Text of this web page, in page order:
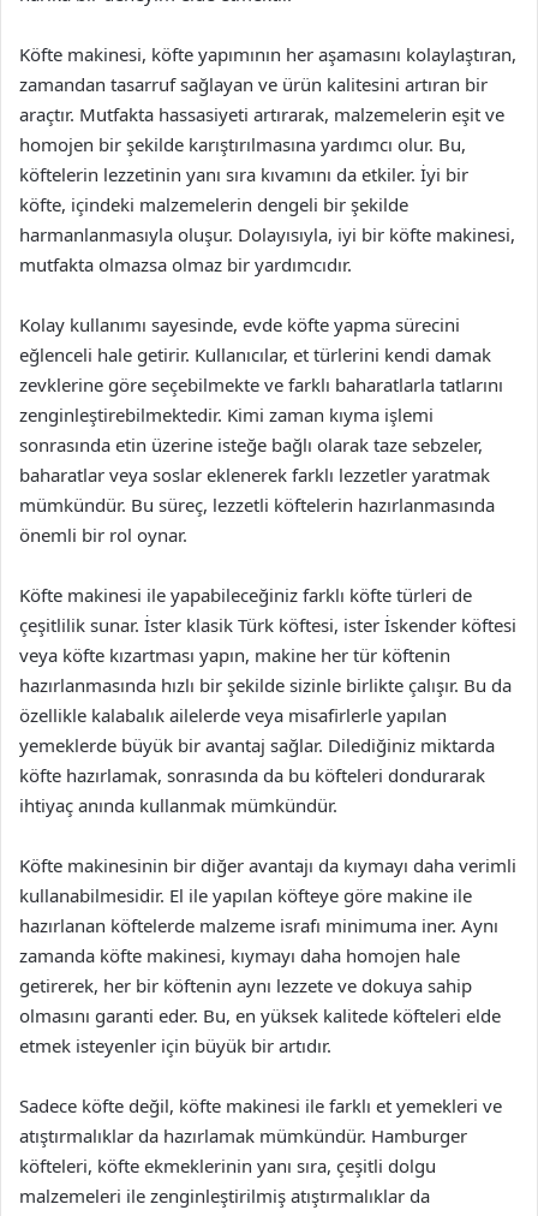
Köfte makinesi, köfte yapımının her aşamasını kolaylaştıran,
zamandan tasarruf sağlayan ve ürün kalitesini artıran bir
araçtır. Mutfakta hassasiyeti artırarak, malzemelerin eşit ve
homojen bir şekilde karıştırılmasına yardımcı olur. Bu,
köftelerin lezzetinin yanı sıra kıvamını da etkiler. İyi bir
köfte, içindeki malzemelerin dengeli bir şekilde
harmanlanmasıyla oluşur. Dolayısıyla, iyi bir köfte makinesi,
mutfakta olmazsa olmaz bir yardımcıdır.
Kolay kullanımı sayesinde, evde köfte yapma sürecini
eğlenceli hale getirir. Kullanıcılar, et türlerini kendi damak
zevklerine göre seçebilmekte ve farklı baharatlarla tatlarını
zenginleştirebilmektedir. Kimi zaman kıyma işlemi
sonrasında etin üzerine isteğe bağlı olarak taze sebzeler,
baharatlar veya soslar eklenerek farklı lezzetler yaratmak
mümkündür. Bu süreç, lezzetli köftelerin hazırlanmasında
önemli bir rol oynar.
Köfte makinesi ile yapabileceğiniz farklı köfte türleri de
çeşitlilik sunar. İster klasik Türk köftesi, ister İskender köftesi
veya köfte kızartması yapın, makine her tür köftenin
hazırlanmasında hızlı bir şekilde sizinle birlikte çalışır. Bu da
özellikle kalabalık ailelerde veya misafirlerle yapılan
yemeklerde büyük bir avantaj sağlar. Dilediğiniz miktarda
köfte hazırlamak, sonrasında da bu köfteleri dondurarak
ihtiyaç anında kullanmak mümkündür.
Köfte makinesinin bir diğer avantajı da kıymayı daha verimli
kullanabilmesidir. El ile yapılan köfteye göre makine ile
hazırlanan köftelerde malzeme israfı minimuma iner. Aynı
zamanda köfte makinesi, kıymayı daha homojen hale
getirerek, her bir köftenin aynı lezzete ve dokuya sahip
olmasını garanti eder. Bu, en yüksek kalitede köfteleri elde
etmek isteyenler için büyük bir artıdır.
Sadece köfte değil, köfte makinesi ile farklı et yemekleri ve
atıştırmalıklar da hazırlamak mümkündür. Hamburger
köfteleri, köfte ekmeklerinin yanı sıra, çeşitli dolgu
malzemeleri ile zenginleştirilmiş atıştırmalıklar da